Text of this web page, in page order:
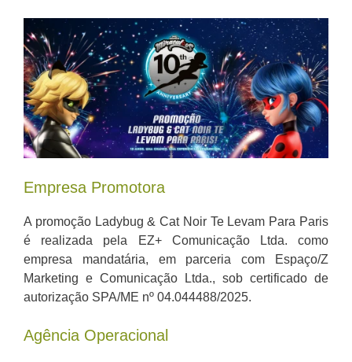
Empresa Promotora
A promoção Ladybug & Cat Noir Te Levam Para Paris
é realizada pela EZ+ Comunicação Ltda. como
empresa mandatária, em parceria com Espaço/Z
Marketing e Comunicação Ltda., sob certificado de
autorização SPA/ME nº 04.044488/2025.
Agência Operacional